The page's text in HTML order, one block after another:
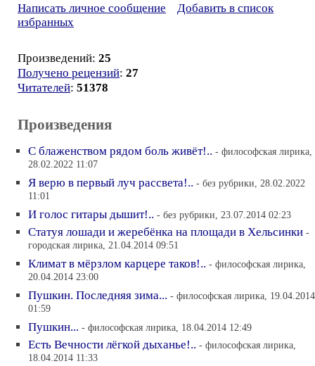
Написать личное сообщение
Добавить в список
избранных
Произведений: 25
Получено рецензий: 27
Читателей: 51378
Произведения
С блаженством рядом боль живёт!.. - философская лирика,
28.02.2022 11:07
Я верю в первый луч рассвета!.. - без рубрики, 28.02.2022
11:01
И голос гитары дышит!.. - без рубрики, 23.07.2014 02:23
Статуя лошади и жеребёнка на площади в Хельсинки -
городская лирика, 21.04.2014 09:51
Климат в мёрзлом карцере таков!.. - философская лирика,
20.04.2014 23:00
Пушкин. Последняя зима... - философская лирика, 19.04.2014
01:59
Пушкин... - философская лирика, 18.04.2014 12:49
Есть Вечности лёгкой дыханье!.. - философская лирика,
18.04.2014 11:33